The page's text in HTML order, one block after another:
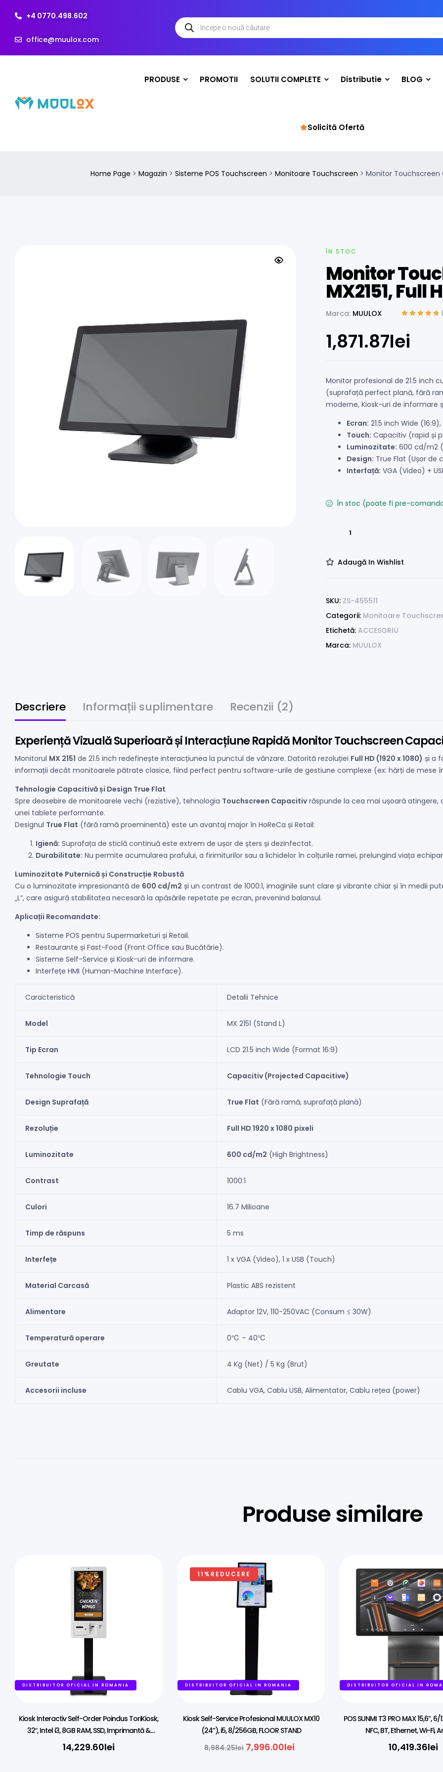
+4 0770.498.602
office@muulox.com
PRODUSE PROMOTII SOLUTII COMPLETE Distributie BLOG
Solicită Ofertă
Home Page > Magazin > Sisteme POS Touchscreen > Monitoare Touchscreen > Monitor Touchscreen
ÎN STOC
Monitor
MX2151, Full
Marca: MUULOX
unei singure
(
1,871.87lei
Monitor profesional de 21.5 inch
(suprafață perfect plană, fără
moderne, Kiosk-uri de informare
Ecran: 21.5 inch Wide (16:9),
Touch: Capacitiv (rapid și
Luminozitate: 600 cd/m2
Design: True Flat (Ușor de
Interfață: VGA (Video) +
În stoc (poate fi pre-
Adaugă In Wishlist
SKU: ZS-455511
Categorii: Monitoare
Etichetă:ACCESORIU
Marca: MUULOX
Descriere Informații suplimentare Recenzii (2)
Experiență Vizuală Superioară și Interacțiune Rapidă Monitor Touchscreen
Monitorul MX 2151 de 21.5 inch redefinește interacțiunea la punctul de vânzare. Datorită rezoluției Full HD (1920 x 1080) și a
informații decât monitoarele pătrate clasice, fiind perfect pentru software-urile de gestiune complexe (ex: hărți de mese
Tehnologie Capacitivă și Design True Flat
Spre deosebire de monitoarele vechi (rezistive), tehnologia Touchscreen Capacitiv răspunde la cea mai ușoară atingere,
unei tablete performante.
Designul True Flat (fără ramă proeminentă) este un avantaj major în HoReCa și Retail:
Igienă: Suprafața de sticlă continuă este extrem de ușor de șters și dezinfectat.
Durabilitate: Nu permite acumularea prafului, a firimiturilor sau a lichidelor în colțurile ramei, prelungind viața
Luminozitate Puternică și Construcție Robustă
Cu o luminozitate impresionantă de 600 cd/m2 și un contrast de 1000:1, imaginile sunt clare și vibrante chiar și în medii
„L”, care asigură stabilitatea necesară la apăsările repetate pe ecran, prevenind balansul.
Aplicații Recomandate:
Sisteme POS pentru Supermarketuri și Retail.
Restaurante și Fast-Food (Front Office sau Bucătărie).
Sisteme Self-Service și Kiosk-uri de informare.
Interfețe HMI (Human-Machine Interface).
Caracteristică Detalii Tehnice
Model MX 2151 (Stand L)
Tip Ecran LCD 21.5 inch Wide (Format 16:9)
Tehnologie Touch Capacitiv (Projected Capacitive)
Design Suprafață True Flat (Fără ramă, suprafață plană)
Rezoluție Full HD 1920 x 1080 pixeli
Luminozitate 600 cd/m2 (High Brightness)
Contrast 1000:1
Culori 16.7 Milioane
Timp de răspuns 5 ms
Interfețe 1 x VGA (Video), 1 x USB (Touch)
Material Carcasă Plastic ABS rezistent
Alimentare Adaptor 12V, 110-250VAC (Consum ≤ 30W)
Temperatură operare 0℃ – 40℃
Greutate 4 Kg (Net) / 5 Kg (Brut)
Accesorii incluse Cablu VGA, Cablu USB, Alimentator, Cablu rețea (power)
Produse similare
DISTRIBUITOR OFICIAL IN ROMANIA
Kiosk Interactiv Self-Order Poindus ToriKiosk,
32″, Intel i3, 8GB RAM, SSD, Imprimantă &
Scanner 2D, Podea
14,229.60lei
11%REDUCERE
DISTRIBUITOR OFICIAL IN ROMANIA
Kiosk Self-Service Profesional MUULOX MX10
(24”), i5, 8/256GB, FLOOR STAND
8,984.25lei 7,996.00lei
DISTRIBUITOR OFICIAL IN
POS SUNMI T3 PRO MAX 15,6”,
NFC, BT, Ethernet, Wi-Fi,
10,419.36lei